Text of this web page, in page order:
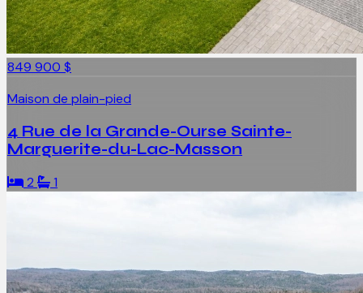
849 900 $
Maison de plain-pied
4 Rue de la Grande-Ourse Sainte-
Marguerite-du-Lac-Masson
2 1